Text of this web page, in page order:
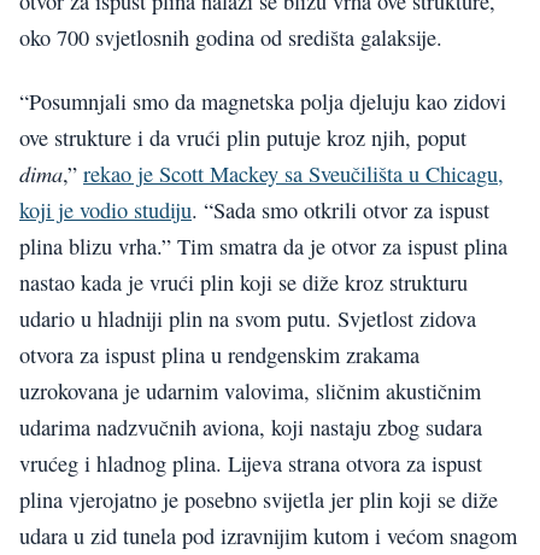
oko 700 svjetlosnih godina od središta galaksije.
“Posumnjali smo da magnetska polja djeluju kao zidovi
ove strukture i da vrući plin putuje kroz njih, poput
dima,” rekao je Scott Mackey sa Sveučilišta u Chicagu,
koji je vodio studiju. “Sada smo otkrili otvor za ispust
plina blizu vrha.” Tim smatra da je otvor za ispust plina
nastao kada je vrući plin koji se diže kroz strukturu
udario u hladniji plin na svom putu. Svjetlost zidova
otvora za ispust plina u rendgenskim zrakama
uzrokovana je udarnim valovima, sličnim akustičnim
udarima nadzvučnih aviona, koji nastaju zbog sudara
vrućeg i hladnog plina. Lijeva strana otvora za ispust
plina vjerojatno je posebno svijetla jer plin koji se diže
udara u zid tunela pod izravnijim kutom i većom snagom